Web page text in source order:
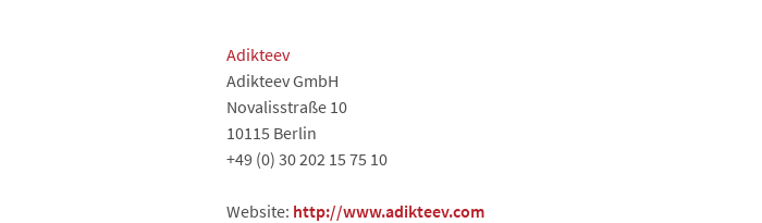
Adikteev
Adikteev GmbH
Novalisstraße 10
10115 Berlin
+49 (0) 30 202 15 75 10
Website: http://www.adikteev.com